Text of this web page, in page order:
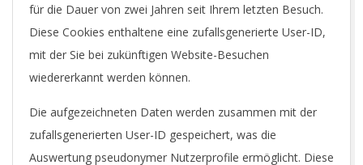
für die Dauer von zwei Jahren seit Ihrem letzten Besuch.
Diese Cookies enthaltene eine zufallsgenerierte User-ID,
mit der Sie bei zukünftigen Website-Besuchen
wiedererkannt werden können.
Die aufgezeichneten Daten werden zusammen mit der
zufallsgenerierten User-ID gespeichert, was die
Auswertung pseudonymer Nutzerprofile ermöglicht. Diese